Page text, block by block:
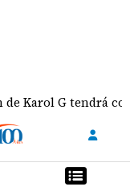
tendrá